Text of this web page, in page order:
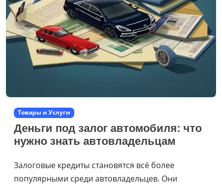
Товары и Услуги
Деньги под залог автомобиля: что
нужно знать автовладельцам
Залоговые кредиты становятся всё более
популярными среди автовладельцев. Они